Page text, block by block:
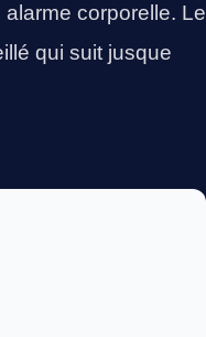
corporelle. Le
qui suit jusque